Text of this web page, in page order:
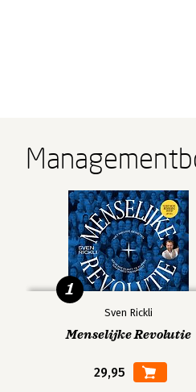
Sven Rickli
Menselijke Revolutie
29,95
1